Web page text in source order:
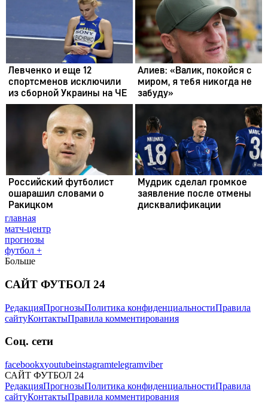
главная
матч-центр
прогнозы
футбол +
Больше
САЙТ ФУТБОЛ 24
РедакцияПрогнозыПолитика конфиденциальностиПравила
сайтуКонтактыПравила комментирования
Соц. сети
facebookxyoutubeinstagramtelegramviber
САЙТ ФУТБОЛ 24
РедакцияПрогнозыПолитика конфиденциальностиПравила
сайтуКонтактыПравила комментирования